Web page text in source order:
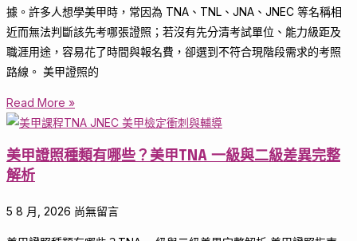
據。許多人想學美甲時，常因為 TNA、TNL、JNA、JNEC 等名稱相
近而無法判斷該先考哪張證照；若沒有先分清考試單位、能力級距及
職涯用途，容易花了時間與報名費，卻選到不符合現階段需求的考照
路線。 美甲證照的
Read More »
美甲證照種類有哪些？美甲TNA 一級與二級差異完整
解析
5 8 月, 2026 尚無留言